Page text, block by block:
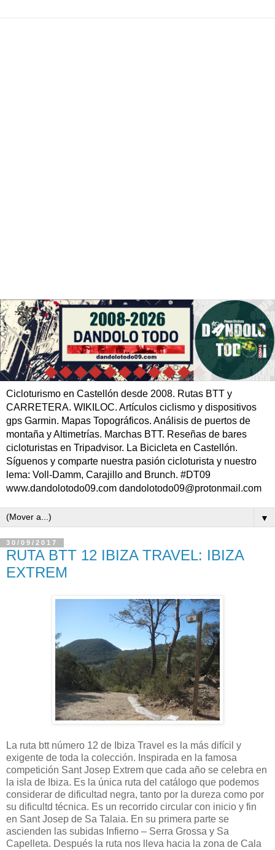
Cicloturismo en Castellón desde 2008. Rutas BTT y
CARRETERA. WIKILOC. Artículos ciclismo y dispositivos
gps Garmin. Mapas Topográficos. Análisis de puertos de
montaña y Altimetrías. Marchas BTT. Reseñas de bares
cicloturistas en Tripadvisor. La Bicicleta en Castellón.
Síguenos y comparte nuestra pasión cicloturista y nuestro
lema: Voll-Damm, Carajillo and Brunch. #DT09
www.dandolotodo09.com dandolotodo09@protonmail.com
▼
30/09/2017
RUTA BTT 12 IBIZA TRAVEL: IBIZA
EXTREM
La ruta btt número 12 de Ibiza Travel es la más difícil y
exigente de toda la colección. Inspirada en la famosa
competición Sant Josep Extrem que cada año se celebra en
la isla de Ibiza. Es la única ruta del catálogo que podemos
considerar de dificultad negra, tanto por la dureza como por
su dificultd técnica. Es un recorrido circular con inicio y fin
en Sant Josep de Sa Talaia. En su primera parte se
ascienden las subidas Infierno – Serra Grossa y Sa
Capelleta. Después la ruta nos lleva hacia la zona de Cala